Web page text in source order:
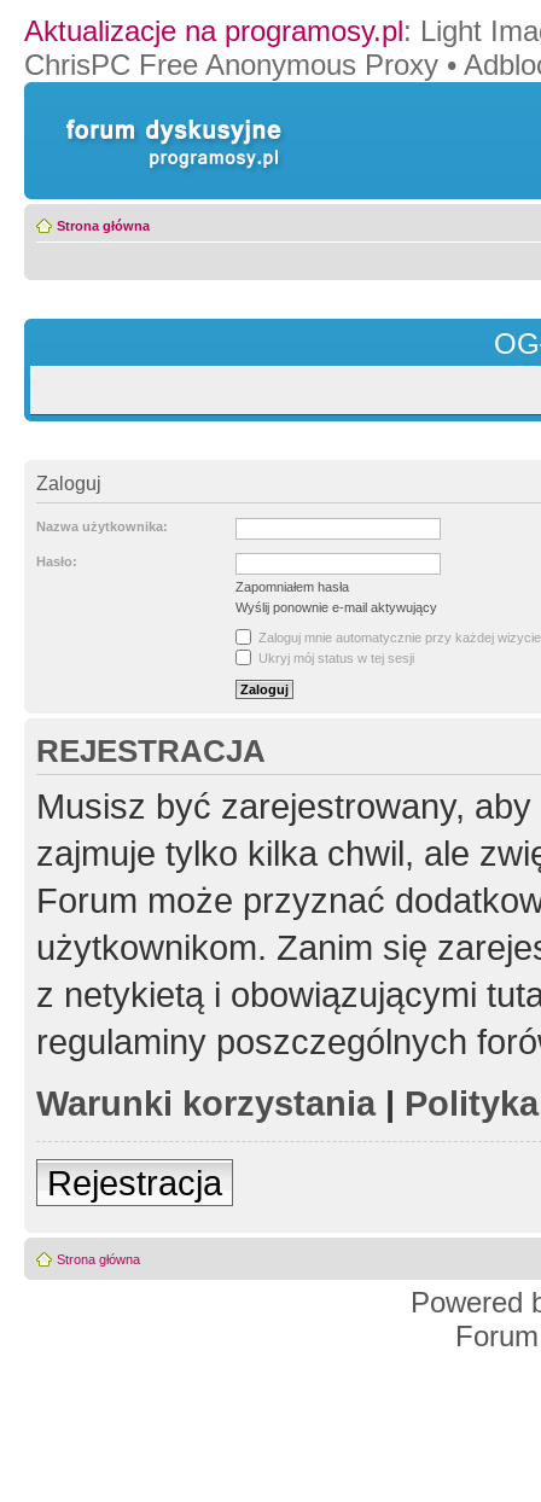
Aktualizacje na programosy.pl: Light
ChrisPC Free Anonymous Proxy •
Strona główna
Zaloguj
Nazwa użytkownika:
Hasło:
Zapomniałem hasła
Wyślij ponownie e-mail aktywujący
Zaloguj mnie automatycznie przy każdej wizycie
Ukryj mój status w tej sesji
REJESTRACJA
Musisz być zarejestrowany,
zajmuje tylko kilka chwil, ale
Forum może przyznać
użytkownikom. Zanim się
z netykietą i obowiązującymi
regulaminy poszczególnych
Warunki korzystania|
Rejestracja
Strona główna
Powered